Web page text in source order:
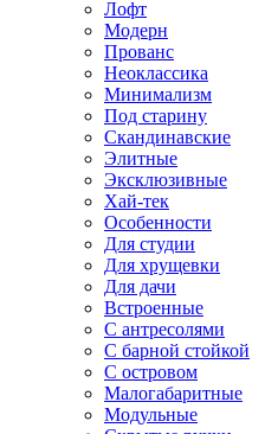
Лофт
Модерн
Прованс
Неоклассика
Минимализм
Под старину
Скандинавские
Элитные
Эксклюзивные
Хай-тек
Особенности
Для студии
Для хрущевки
Для дачи
Встроенные
С антресолями
С барной стойкой
С островом
Малогабаритные
Модульные